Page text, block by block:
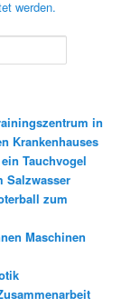
werden.
in
Krankenhauses
Tauchvogel
Salzwasser
zum
Maschinen